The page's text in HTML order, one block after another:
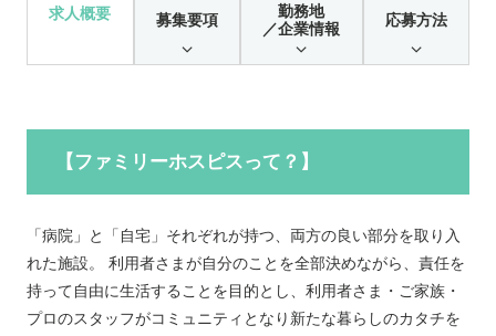
求人概要 募集要項
勤務地
／企業情報
応募方法
【ファミリーホスピスって？】
「病院」と「自宅」それぞれが持つ、両方の良い部分を取り入
れた施設。 利用者さまが自分のことを全部決めながら、責任を
持って自由に生活することを目的とし、利用者さま・ご家族・
プロのスタッフがコミュニティとなり新たな暮らしのカタチを